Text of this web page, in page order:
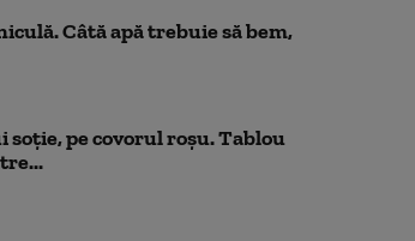
Câtă apă trebuie să bem,
pe covorul roșu. Tablou